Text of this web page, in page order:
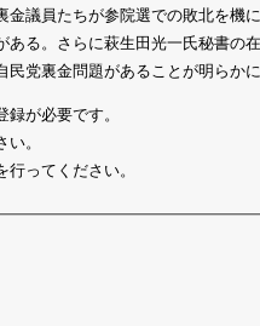
議員たちが参院選での敗北を機
ある。さらに萩生田光一氏秘書の
党裏金問題があることが明らかに
が必要です。
。
ってください。